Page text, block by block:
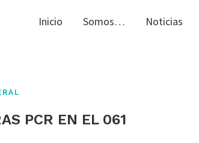
Inicio Somos… Noticias
PCR EN EL 061